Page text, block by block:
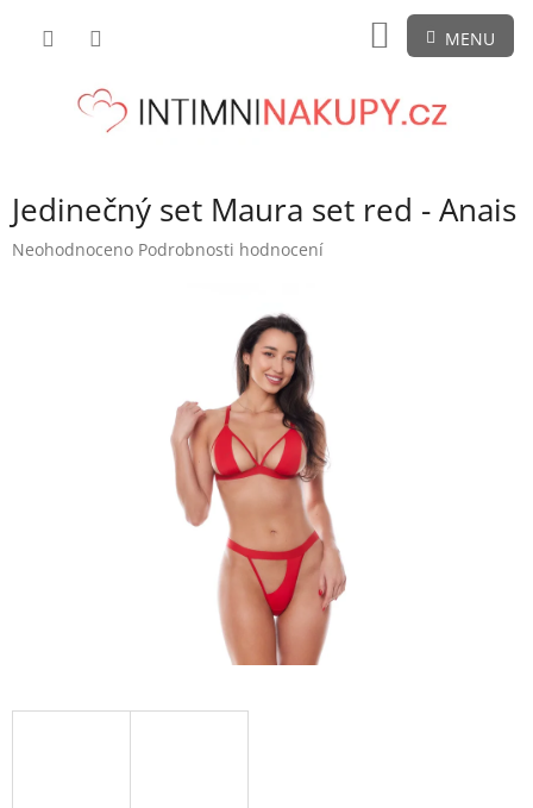
NÁKUPNÍ
KOŠÍK
Jedinečný set Maura set red - Anais
Průměrné
Neohodnoceno Podrobnosti hodnocení